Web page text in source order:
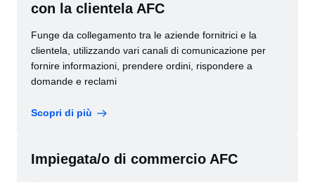
con la clientela AFC
Funge da collegamento tra le aziende fornitrici e la
clientela, utilizzando vari canali di comunicazione per
fornire informazioni, prendere ordini, rispondere a
domande e reclami
Scopri di più
Impiegata/o di commercio AFC